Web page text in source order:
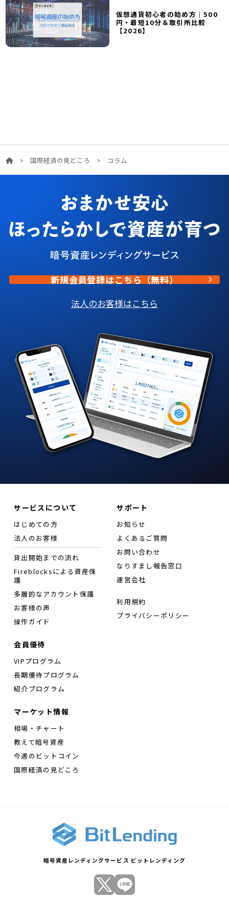
仮想通貨初心者の始め方｜500
円・最短10分＆取引所比較
【2026】
> 国際経済の見どころ > コラム
新規会員登録はこちら（無料）
法人のお客様はこちら
サービスについて
はじめての方
法人のお客様
貸出開始までの流れ
Fireblocksによる資産保
護
多層的なアカウント保護
お客様の声
操作ガイド
会員優待
VIPプログラム
長期優待プログラム
紹介プログラム
マーケット情報
相場・チャート
教えて暗号資産
今週のビットコイン
国際経済の見どころ
サポート
お知らせ
よくあるご質問
お問い合わせ
なりすまし報告窓口
運営会社
利用規約
プライバシーポリシー
暗号資産レンディングサービス ビットレンディング